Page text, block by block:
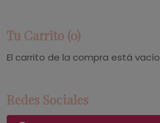
Tu Carrito (0)
El carrito de la compra está vacío
Redes Sociales